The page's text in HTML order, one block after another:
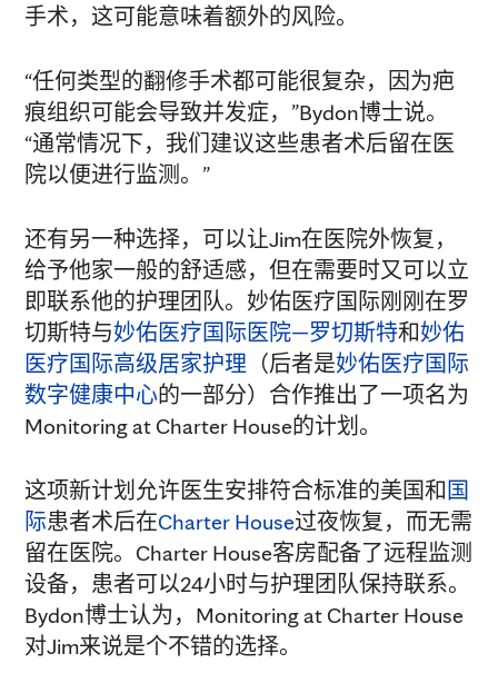
手术，这可能意味着额外的风险。
“任何类型的翻修手术都可能很复杂，因为疤
痕组织可能会导致并发症，”Bydon博士说。
“通常情况下，我们建议这些患者术后留在医
院以便进行监测。”
还有另一种选择，可以让Jim在医院外恢复，
给予他家一般的舒适感，但在需要时又可以立
即联系他的护理团队。妙佑医疗国际刚刚在罗
切斯特与妙佑医疗国际医院—罗切斯特和妙佑
医疗国际高级居家护理 （后者是妙佑医疗国际
数字健康中心的一部分）合作推出了一项名为
Monitoring at Charter House的计划。
这项新计划允许医生安排符合标准的美国和 国
际患者术后在Charter House过夜恢复，而无需
留在医院。Charter House客房配备了远程监测
设备，患者可以24小时与护理团队保持联系。
Bydon博士认为，Monitoring at Charter House
对Jim来说是个不错的选择。